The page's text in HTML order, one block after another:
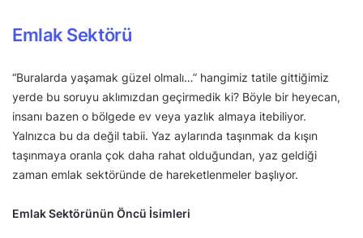
Emlak Sektörü
“Buralarda yaşamak güzel olmalı…” hangimiz tatile gittiğimiz
yerde bu soruyu aklımızdan geçirmedik ki? Böyle bir heyecan,
insanı bazen o bölgede ev veya yazlık almaya itebiliyor.
Yalnızca bu da değil tabii. Yaz aylarında taşınmak da kışın
taşınmaya oranla çok daha rahat olduğundan, yaz geldiği
zaman emlak sektöründe de hareketlenmeler başlıyor.
Emlak Sektörünün Öncü İsimleri